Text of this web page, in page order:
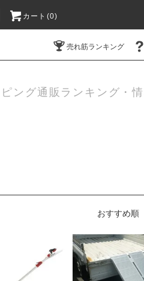
カート(0)
売れ筋ランキング
ング通販ランキング・情
おすすめ順